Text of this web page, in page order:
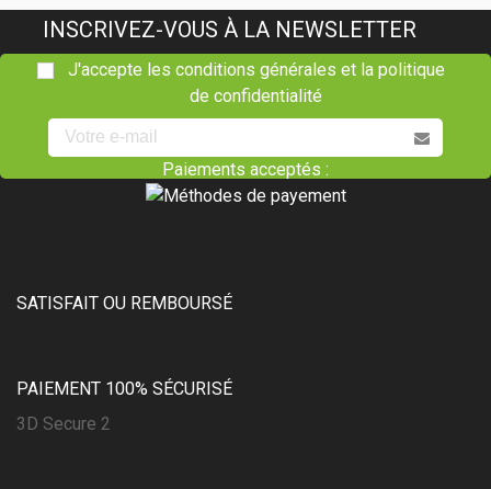
(3 avis)
INSCRIVEZ-VOUS À LA NEWSLETTER
J'accepte les conditions générales et la politique
de confidentialité
Paiements acceptés :
SATISFAIT OU REMBOURSÉ
PAIEMENT 100% SÉCURISÉ
3D Secure 2